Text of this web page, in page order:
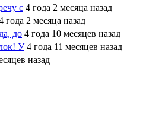
с 4 года 2 месяца назад
года 2 месяца назад
до 4 года 10 месяцев назад
У 4 года 11 месяцев назад
назад